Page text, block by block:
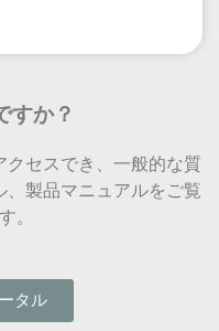
すか？
セスでき、一般的な質
製品マニュアルをご覧
。
タル